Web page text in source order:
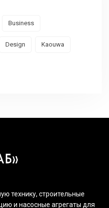
Business
Design Kaouwa
технику, строительные
и насосные агрегаты для